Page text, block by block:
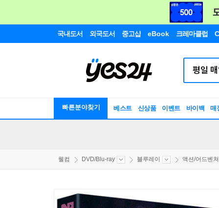
국내도서 외국도서 중고샵 eBook 크레마클럽
빠른분야찾기 베스트 신상품 이벤트 바이백 매
웰컴 DVD/Blu-ray 블루레이 액션/어드벤